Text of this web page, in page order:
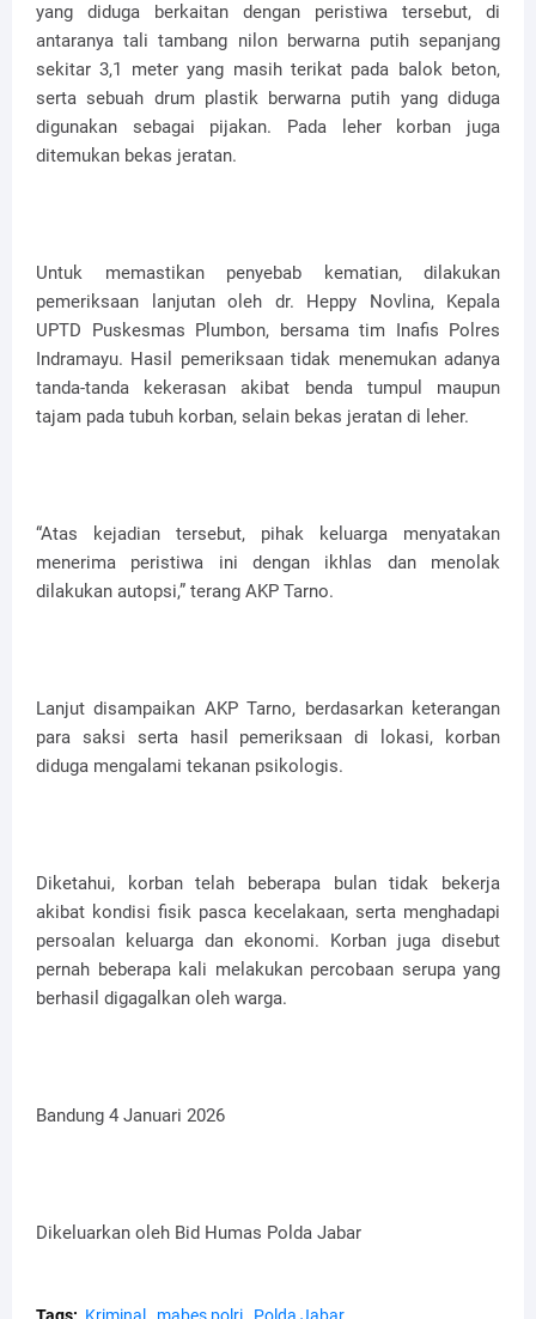
yang diduga berkaitan dengan peristiwa tersebut, di
antaranya tali tambang nilon berwarna putih sepanjang
sekitar 3,1 meter yang masih terikat pada balok beton,
serta sebuah drum plastik berwarna putih yang diduga
digunakan sebagai pijakan. Pada leher korban juga
ditemukan bekas jeratan.
Untuk memastikan penyebab kematian, dilakukan
pemeriksaan lanjutan oleh dr. Heppy Novlina, Kepala
UPTD Puskesmas Plumbon, bersama tim Inafis Polres
Indramayu. Hasil pemeriksaan tidak menemukan adanya
tanda-tanda kekerasan akibat benda tumpul maupun
tajam pada tubuh korban, selain bekas jeratan di leher.
“Atas kejadian tersebut, pihak keluarga menyatakan
menerima peristiwa ini dengan ikhlas dan menolak
dilakukan autopsi,” terang AKP Tarno.
Lanjut disampaikan AKP Tarno, berdasarkan keterangan
para saksi serta hasil pemeriksaan di lokasi, korban
diduga mengalami tekanan psikologis.
Diketahui, korban telah beberapa bulan tidak bekerja
akibat kondisi fisik pasca kecelakaan, serta menghadapi
persoalan keluarga dan ekonomi. Korban juga disebut
pernah beberapa kali melakukan percobaan serupa yang
berhasil digagalkan oleh warga.
Bandung 4 Januari 2026
Dikeluarkan oleh Bid Humas Polda Jabar